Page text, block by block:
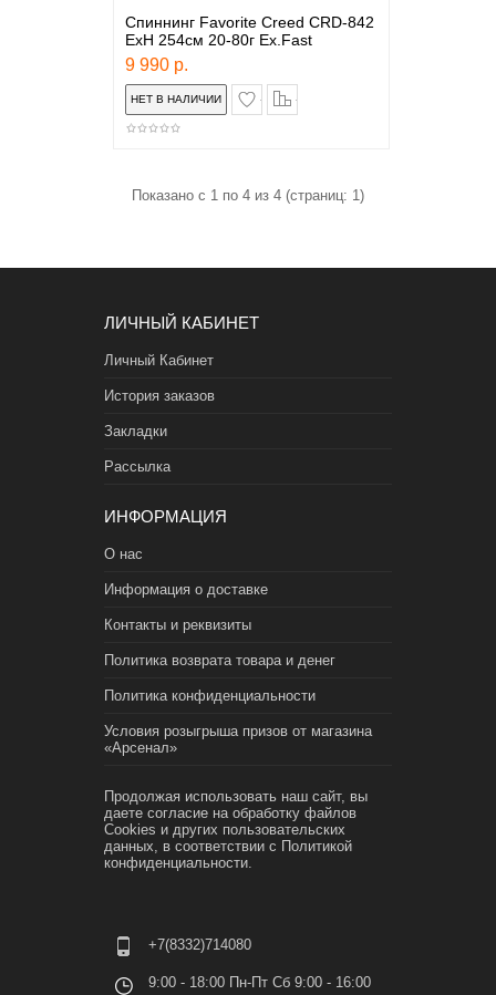
Спиннинг Favorite Creed CRD-842
ExH 254см 20-80г Ex.Fast
9 990 р.
в закладки
Показано с 1 по 4 из 4 (страниц: 1)
ЛИЧНЫЙ КАБИНЕТ
Личный Кабинет
История заказов
Закладки
Рассылка
ИНФОРМАЦИЯ
О нас
Информация о доставке
Контакты и реквизиты
Политика возврата товара и денег
Политика конфиденциальности
Условия розыгрыша призов от магазина
«Арсенал»
Продолжая использовать наш сайт, вы
даете согласие на обработку файлов
Cookies и других пользовательских
данных, в соответствии с Политикой
конфиденциальности.
+7(8332)714080
9:00 - 18:00 Пн-Пт Сб 9:00 - 16:00